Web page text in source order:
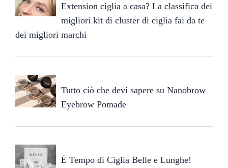
Extension ciglia a casa? La classifica dei
migliori kit di cluster di ciglia fai da te
dei migliori marchi
Tutto ciò che devi sapere su Nanobrow
Eyebrow Pomade
È Tempo di Ciglia Belle e Lunghe!